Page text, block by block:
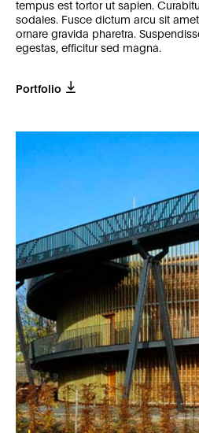
tempus est tortor ut sapien.
sodales. Fusce dictum arcu sit
ornare gravida pharetra.
egestas, efficitur sed magna.
Portfolio